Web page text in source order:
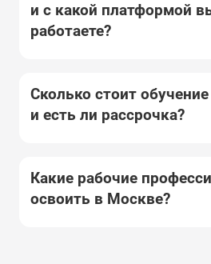
и с какой платформой
работаете?
Сколько стоит
и есть ли рассрочка?
Какие рабочие
освоить в Москве?